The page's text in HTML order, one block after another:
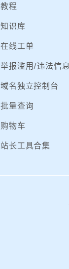
教程
知识库
在线工单
举报滥用/违法信息
域名独立控制台
批量查询
购物车
站长工具合集